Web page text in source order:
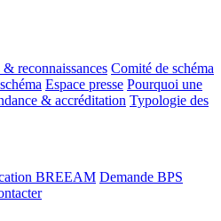
& reconnaissances Comité de schéma
Espace presse Pourquoi une
& accréditation Typologie des
BREEAM Demande BPS